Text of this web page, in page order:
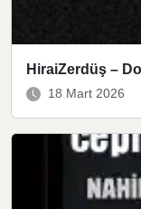
HiraiZerdüş –
18 Mart 2026